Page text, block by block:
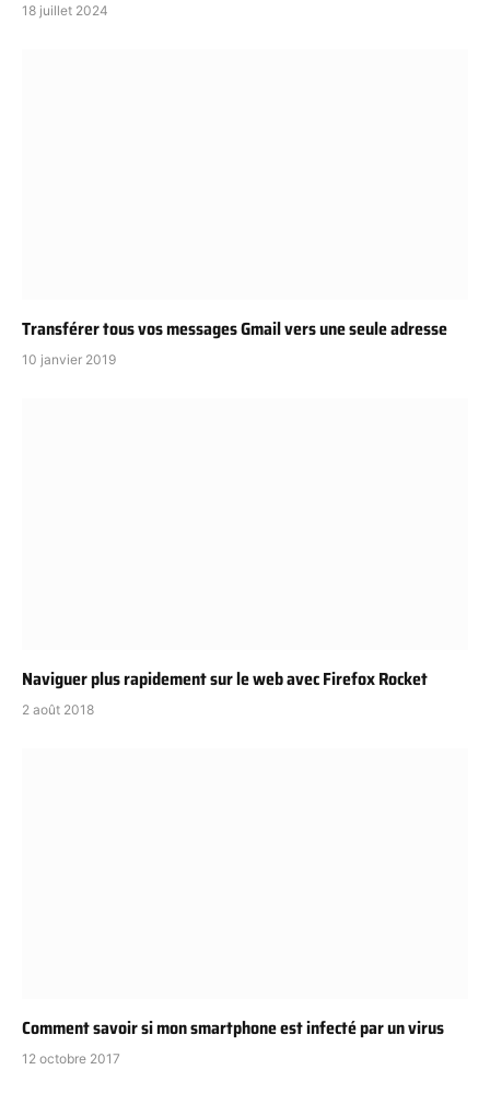
18 juillet 2024
Transférer tous vos messages Gmail vers une seule adresse
10 janvier 2019
Naviguer plus rapidement sur le web avec Firefox Rocket
2 août 2018
Comment savoir si mon smartphone est infecté par un virus
12 octobre 2017